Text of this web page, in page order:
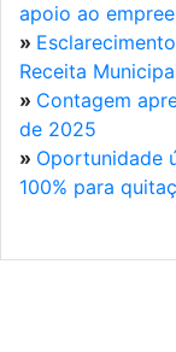
apoio ao
»
Receita
» Contagem
de 2025
» Oportunidade
100% para